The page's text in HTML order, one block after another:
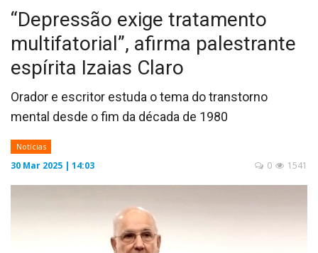
LOGIN
CADASTRAR
CADERNO S
JORNAL DIGITAL
“Depressão exige tratamento
multifatorial”, afirma palestrante
espírita Izaias Claro
Orador e escritor estuda o tema do transtorno
mental desde o fim da década de 1980
Notícias
30 Mar 2025 | 14:03 1541
0